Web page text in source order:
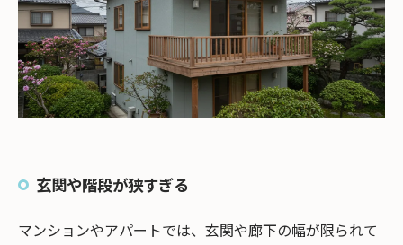
玄関や階段が狭すぎる
マンションやアパートでは、玄関や廊下の幅が限られて